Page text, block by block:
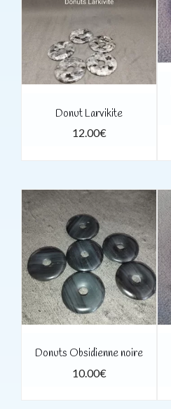
Donut Larvikite
12.00€
Donuts Obsidienne noire
10.00€